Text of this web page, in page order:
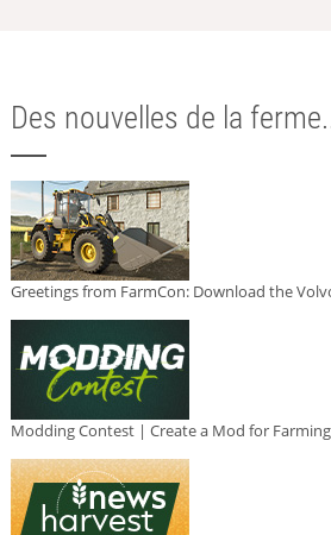
Des nouvelles de la
Greetings from FarmCon: Download the
Modding Contest | Create a Mod for